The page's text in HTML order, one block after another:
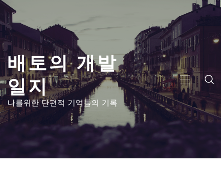
콘
츠
로
건
뛰
기
배토의 개발
일지
나를위한 단편적 기억들의 기록
주
메
뉴